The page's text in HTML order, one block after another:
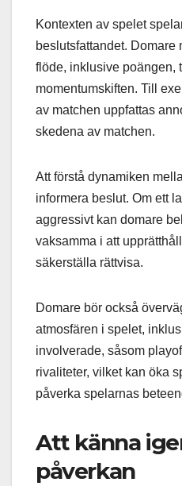
Kontexten av spelet
beslutsfattandet. Domare
flöde, inklusive poängen,
momentumskiften. Till
av matchen uppfattas
skedena av matchen.
Att förstå dynamiken
informera beslut. Om ett
aggressivt kan domare
vaksamma i att
säkerställa rättvisa.
Domare bör också
atmosfären i spelet,
involverade, såsom
rivaliteter, vilket kan öka
påverka spelarnas
Att känna
påverkan